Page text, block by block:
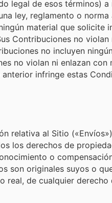
legal de esos términos)
ley, reglamento o
material que solicite
Contribuciones no
no incluyen
no violan ni enlazan
infringe estas
relativa al Sitio
los derechos de
o
son originales suyos o
de cualquier derecho